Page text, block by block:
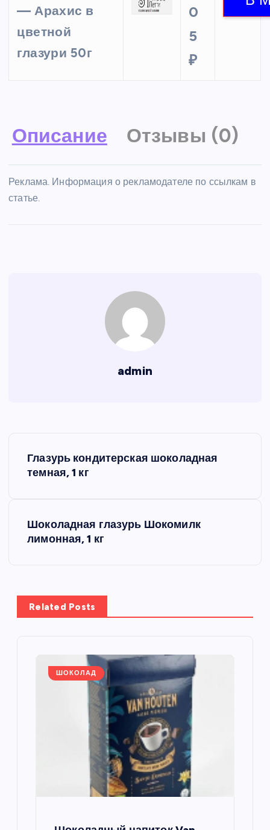
— Арахис в
цветной
глазури 50г
0
5
₽
Описание Отзывы (0)
Реклама. Информация о рекламодателе по ссылкам в
статье.
admin
а
ц
Глазурь кондитерская шоколадная
темная, 1 кг
Шоколадная глазурь Шокомилк
лимонная, 1 кг
Related Posts
ШОКОЛАД